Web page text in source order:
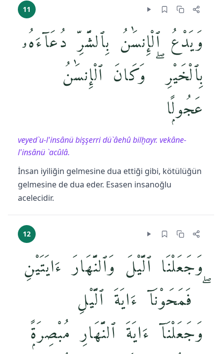
11
وَيَدْعُ ٱلْإِنسَٰنُ بِٱلشَّرِّ دُعَآءَهُۥ
بِٱلْخَيْرِ ۖ وَكَانَ ٱلْإِنسَٰنُ
عَجُولًۭا
veyed`u-l'insânü bişşerri dü`âehû bilḫayr. vekâne-
l'insânü `acûlâ.
İnsan iyiliğin gelmesine dua ettiği gibi, kötülüğün
gelmesine de dua eder. Esasen insanoğlu
acelecidir.
12
وَجَعَلْنَا ٱلَّيْلَ وَٱلنَّهَارَ ءَايَتَيْنِ
ۖ فَمَحَوْنَآ ءَايَةَ ٱلَّيْلِ
وَجَعَلْنَآ ءَايَةَ ٱلنَّهَارِ مُبْصِرَةًۭ